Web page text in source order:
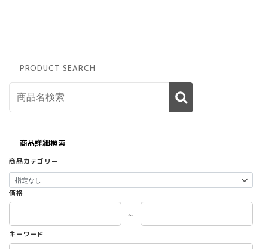
PRODUCT SEARCH
商品詳細検索
商品カテゴリー
価格
～
キーワード